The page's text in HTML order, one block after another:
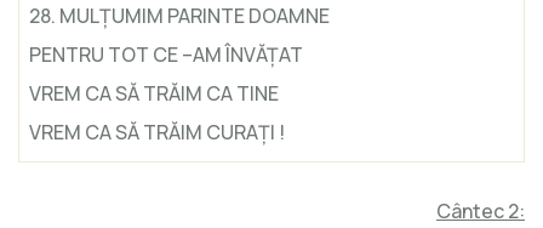
28. MULŢUMIM PARINTE DOAMNE
PENTRU TOT CE –AM ÎNVĂŢAT
VREM CA SĂ TRĂIM CA TINE
VREM CA SĂ TRĂIM CURAŢI !
Cântec 2: